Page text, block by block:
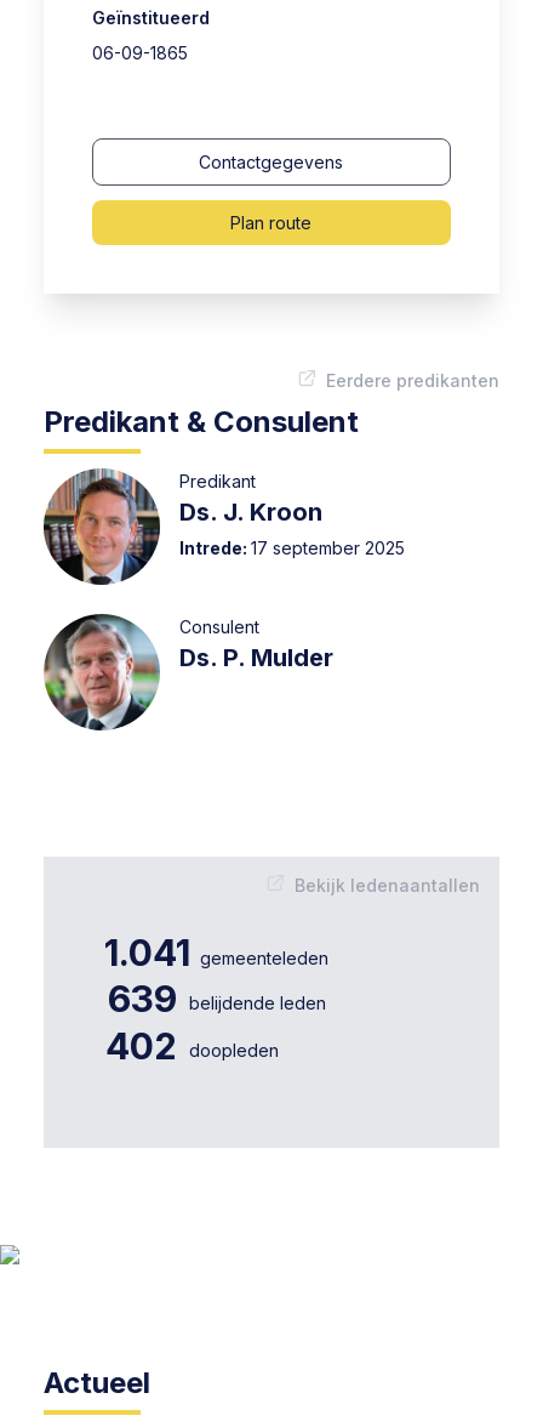
Geïnstitueerd
06-09-1865
Contactgegevens
Plan route
Predikant & Consulent
Eerdere predikanten
Predikant
Ds. J. Kroon
Intrede: 17 september 2025
Consulent
Ds. P. Mulder
Bekijk ledenaantallen
1.041 gemeenteleden
639 belijdende leden
402 doopleden
Actueel